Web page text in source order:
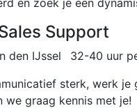
en zoek je een
Support
den IJssel 32-40 uur
sterk, werk
we graag kennis met je!